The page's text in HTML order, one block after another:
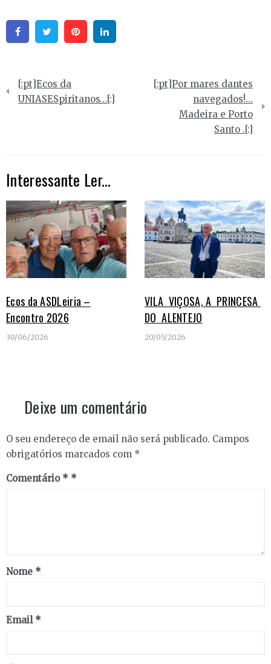
FacebookTwitter Pinterest
Navegação
de
[:pt]Ecos da
UNIASESpiritanos…[:]
[:pt]Por mares dantes
navegados!…
Madeira e Porto
Santo .[:]
Interessante Ler...
Ecos da ASDLeiria –
Encontro 2026
30/06/2026
VILA VIÇOSA, A PRINCESA
DO ALENTEJO
20/05/2026
Deixe um comentário
O seu endereço de email não será publicado. Campos
obrigatórios marcados com *
Comentário *
Nome *
Email *